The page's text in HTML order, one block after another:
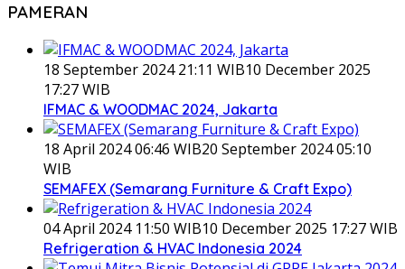
PAMERAN
18 September 2024 21:11 WIB10 December 2025
17:27 WIB
IFMAC & WOODMAC 2024, Jakarta
18 April 2024 06:46 WIB20 September 2024 05:10
WIB
SEMAFEX (Semarang Furniture & Craft Expo)
04 April 2024 11:50 WIB10 December 2025 17:27 WIB
Refrigeration & HVAC Indonesia 2024